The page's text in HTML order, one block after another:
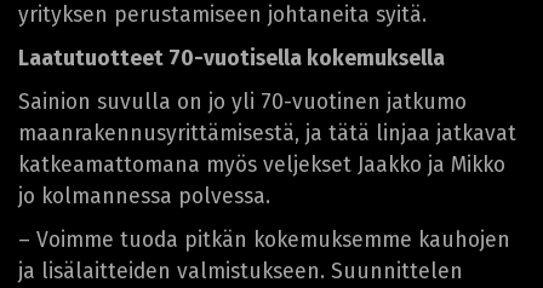
yrityksen perustamiseen johtaneita syitä.
Laatutuotteet 70-vuotisella kokemuksella
Sainion suvulla on jo yli 70-vuotinen jatkumo
maanrakennusyrittämisestä, ja tätä linjaa jatkavat
katkeamattomana myös veljekset Jaakko ja Mikko
jo kolmannessa polvessa.
– Voimme tuoda pitkän kokemuksemme kauhojen
ja lisälaitteiden valmistukseen. Suunnittelen